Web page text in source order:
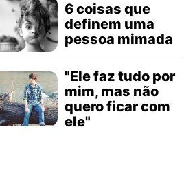
6 coisas que
definem uma
pessoa mimada
"Ele faz tudo por
mim, mas não
quero ficar com
ele"